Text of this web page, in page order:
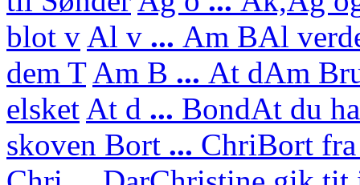
blot v Al v ... Am BAl
dem T Am B ... At dAm
elsket At d ... BondAt du
skoven Bort ... ChriBort